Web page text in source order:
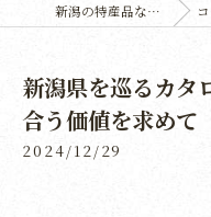
新潟の特産品なら株式会社越季 コラム
新潟県を巡るカタ
合う価値を求めて
2024/12/29